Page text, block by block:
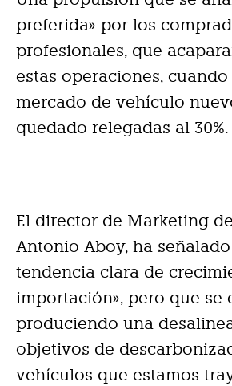
preferida» por los
profesionales, que
estas operaciones,
mercado de vehículo
quedado relegadas al 30%.
El director de Marketing de
Antonio Aboy, ha
tendencia clara de
importación», pero que se
produciendo una
objetivos de
vehículos que estamos